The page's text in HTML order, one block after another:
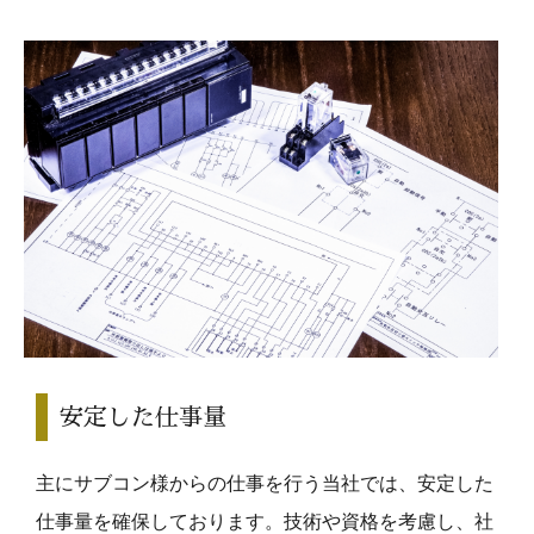
安定した仕事量
主にサブコン様からの仕事を行う当社では、安定した
仕事量を確保しております。技術や資格を考慮し、社